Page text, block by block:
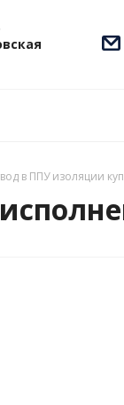
в ППУ изоляции